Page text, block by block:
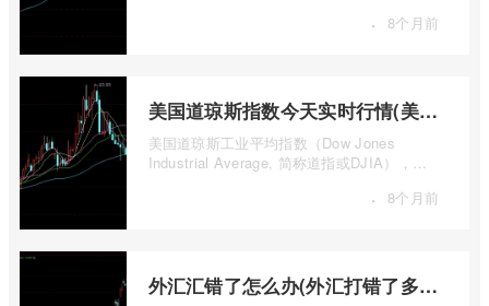
· 8个月前
美国道琼斯指数今天实时行情(美国道琼斯指数期货指数实时行情)
美国道琼斯工业平均指数（Dow Jones
Industrial Average, 简称道指或DJIA），无
· 8个月前
外汇汇错了怎么办(外汇打错了多久退回来)